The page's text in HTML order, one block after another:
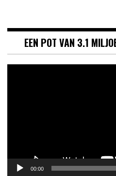
EEN POT VAN 3.1
00:00